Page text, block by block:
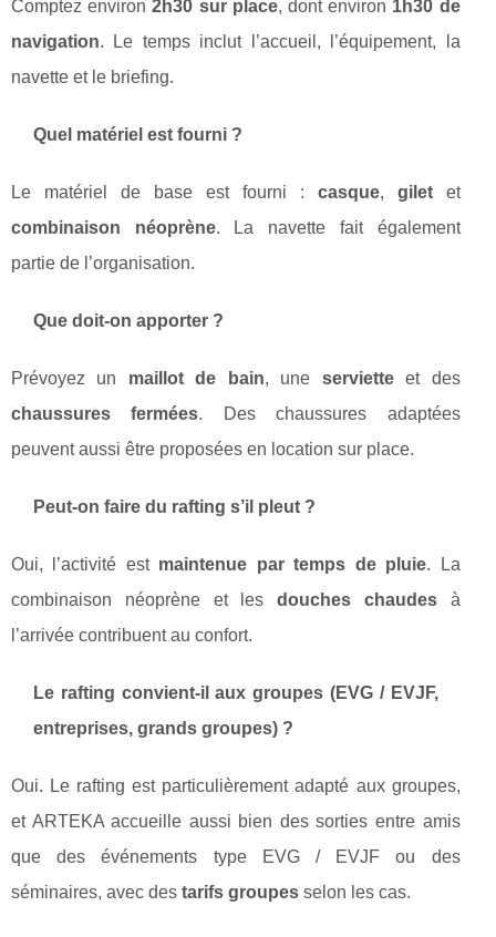
Comptez environ2h30 sur place, dont environ 1h30 de
navigation. Le temps inclut l’accueil, l’équipement, la
navette et le briefing.
Quel matériel est fourni ?
Le matériel de base est fourni : casque, giletet
combinaison néoprène. La navette fait également
partie de l’organisation.
Que doit-on apporter ?
Prévoyez un maillot de bain, une servietteet des
chaussures fermées. Des chaussures adaptées
peuvent aussi être proposées en location sur place.
Peut-on faire du rafting s’il pleut ?
Oui, l’activité est maintenue par temps de pluie. La
combinaison néoprène et lesdouches chaudesà
l’arrivée contribuent au confort.
Le rafting convient-il aux groupes (EVG / EVJF,
entreprises, grands groupes) ?
Oui. Le rafting est particulièrement adapté aux groupes,
et ARTEKA accueille aussi bien des sorties entre amis
que des événements type EVG / EVJF ou des
séminaires, avec des tarifs groupes selon les cas.